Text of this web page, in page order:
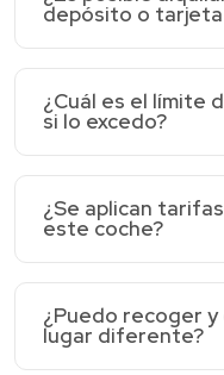
depósito o
¿Cuál es el límite
si lo excedo?
¿Se aplican
este coche?
¿Puedo recoger
lugar diferente?